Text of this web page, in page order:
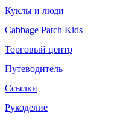
Куклы и люди
Cabbage Patch Kids
Торговый центр
Путеводитель
Ссылки
Рукоделие